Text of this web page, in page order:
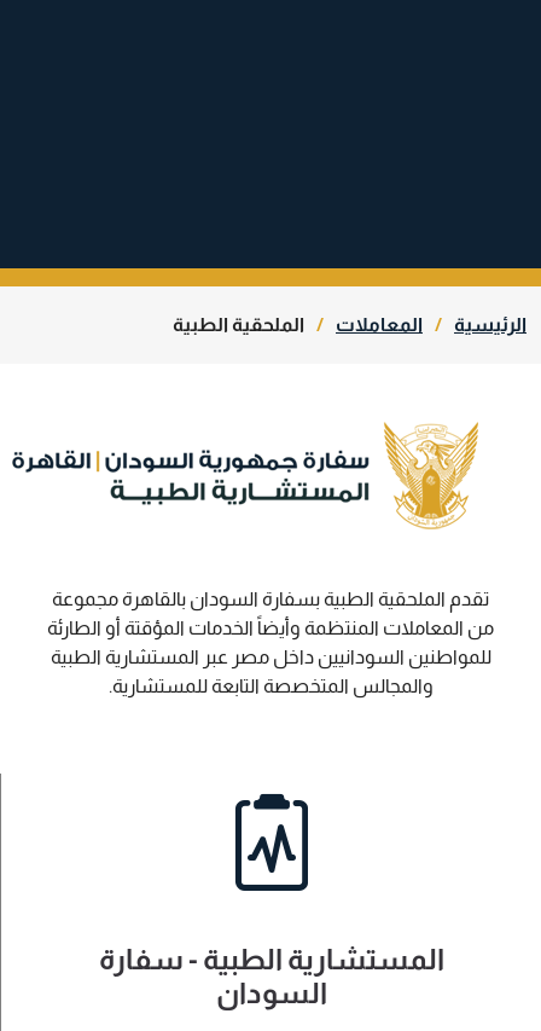
الرئيسية المعاملات الملحقية الطبية
تقدم الملحقية الطبية بسفارة السودان بالقاهرة مجموعة
من المعاملات المنتظمة وأيضاً الخدمات المؤقتة أو الطارئة
للمواطنين السودانيين داخل مصر عبر المستشارية الطبية
والمجالس المتخصصة التابعة للمستشارية.
المستشارية الطبية - سفارة
السودان